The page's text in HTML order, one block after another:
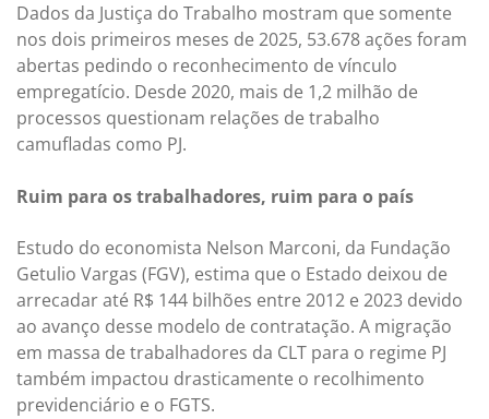
Dados da Justiça do Trabalho mostram que somente
nos dois primeiros meses de 2025, 53.678 ações foram
abertas pedindo o reconhecimento de vínculo
empregatício. Desde 2020, mais de 1,2 milhão de
processos questionam relações de trabalho
camufladas como PJ.
Ruim para os trabalhadores, ruim para o país
Estudo do economista Nelson Marconi, da Fundação
Getulio Vargas (FGV), estima que o Estado deixou de
arrecadar até R$ 144 bilhões entre 2012 e 2023 devido
ao avanço desse modelo de contratação. A migração
em massa de trabalhadores da CLT para o regime PJ
também impactou drasticamente o recolhimento
previdenciário e o FGTS.